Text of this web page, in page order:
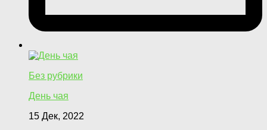
Без рубрики
День чая
15 Дек, 2022